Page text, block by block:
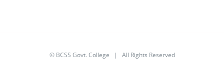
© BCSS Govt. College | All Rights Reserved